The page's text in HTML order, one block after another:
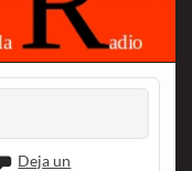
Deja un